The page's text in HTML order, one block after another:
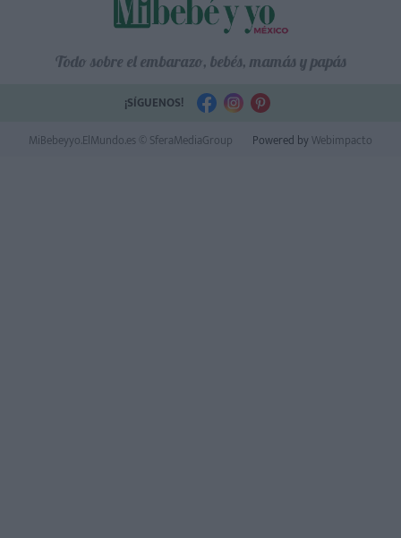
Todo sobre el embarazo, bebés, mamás y papás
¡SÍGUENOS!
MiBebeyyo.ElMundo.es © SferaMediaGroup
Powered byWebimpacto